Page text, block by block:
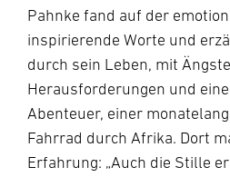
Pahnke fand auf der
inspirierende Worte und
durch sein Leben, mit
Herausforderungen und
Abenteuer, einer
Fahrrad durch Afrika. Dort
Erfahrung: „Auch die Stille